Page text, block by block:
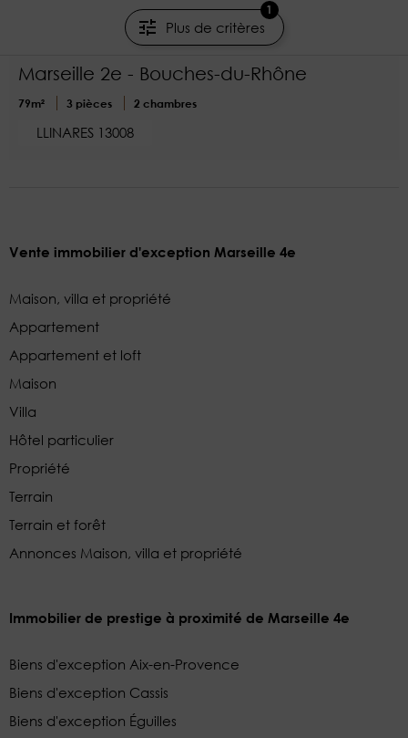
Plus de critères
1
Appartement t3 avec terrasse à joliette
Marseille 2e - Bouches-du-Rhône
79m² 3 pièces 2 chambres
LLINARES 13008
Vente immobilier d'exception Marseille 4e
Maison, villa et propriété
Appartement
Appartement et loft
Maison
Villa
Hôtel particulier
Propriété
Terrain
Terrain et forêt
Annonces Maison, villa et propriété
Immobilier de prestige à proximité de Marseille 4e
Biens d'exception Aix-en-Provence
Biens d'exception Cassis
Biens d'exception Éguilles